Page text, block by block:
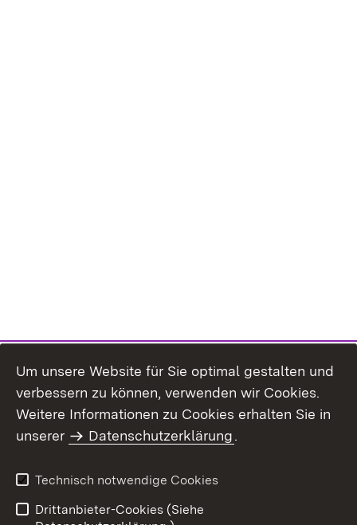
Themenübersicht
Um unsere Website für Sie optimal gestalten und
verbessern zu können, verwenden wir Cookies.
Weitere Informationen zu Cookies erhalten Sie in
unserer
Datenschutzerklärung.
Technisch notwendige Cookies
Drittanbieter-Cookies (Siehe